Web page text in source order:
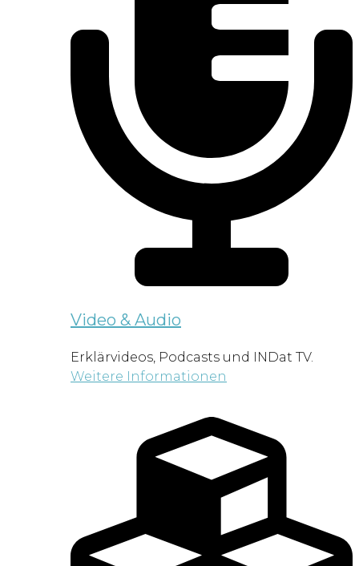
Video & Audio
Erklärvideos, Podcasts und INDat TV.
Weitere Informationen